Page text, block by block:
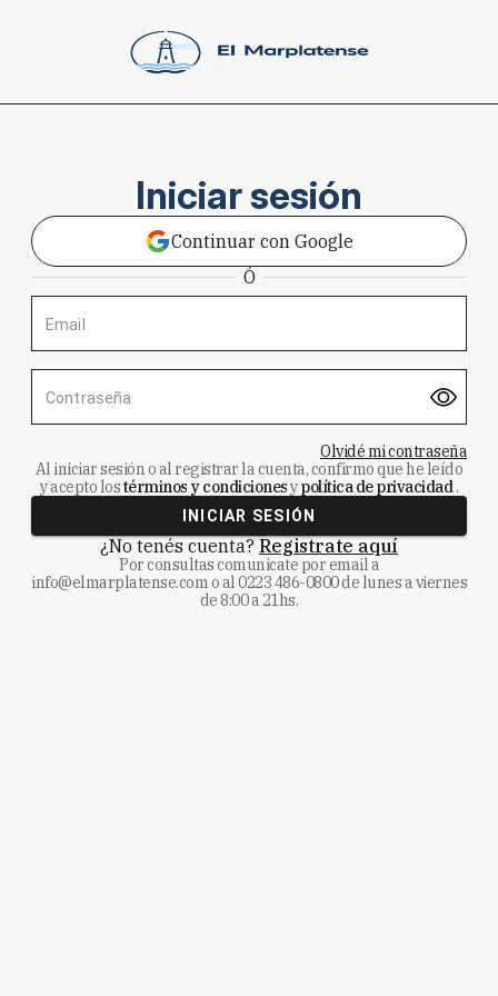
Iniciar sesión
Continuar con Google
Ó
Email
Contraseña
Olvidé mi contraseña
Al iniciar sesión o al registrar la cuenta, confirmo que he leído
y acepto lostérminos y condicionesypolítica de privacidad.
INICIAR SESIÓN
¿No tenés cuenta? Registrate aquí
Por consultas comunicate por email a
info@elmarplatense.como al0223 486-0800de lunes a viernes
de 8:00 a 21hs.